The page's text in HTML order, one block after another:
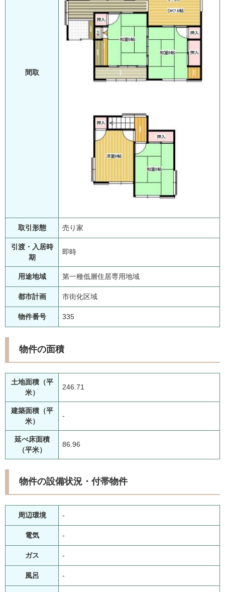
間取
取引形態 売り家
引渡・入居時
期
即時
用途地域 第一種低層住居専用地域
都市計画 市街化区域
物件番号 335
物件の面積
土地面積（平
米）
246.71
建築面積（平
米）
-
延べ床面積
（平米）
86.96
物件の設備状況・付帯物件
周辺環境 -
電気 -
ガス -
風呂 -